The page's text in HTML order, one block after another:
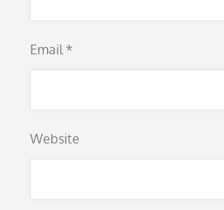
Email *
Website